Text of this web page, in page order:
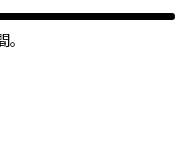
合法ロリまで……？